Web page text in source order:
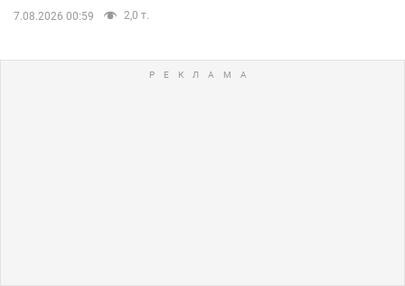
7.08.2026 00:59 2,0 т.